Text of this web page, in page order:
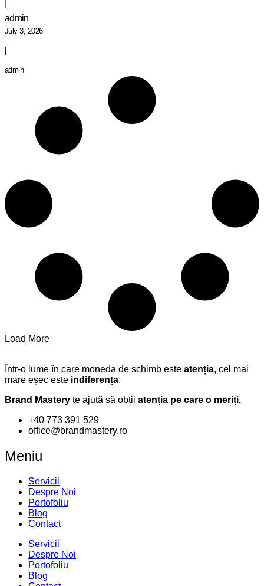
admin
July 3, 2026
admin
Load More
Într-o lume în care moneda de schimb este atenția, cel mai
mare eșec este indiferența.
Brand Mastery te ajută să obții atenția pe care o meriți.
+40 773 391 529
office@brandmastery.ro
Meniu
Servicii
Despre Noi
Portofoliu
Blog
Contact
Servicii
Despre Noi
Portofoliu
Blog